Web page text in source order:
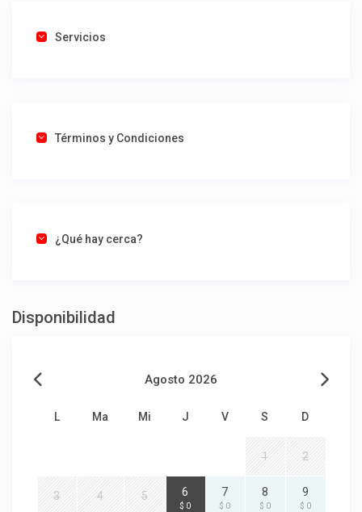
Servicios
Términos y Condiciones
¿Qué hay cerca?
Disponibilidad
Agosto 2026
L Ma Mi J V S D
1 2
3 4 5 6
$ 0
7
$ 0
8
$ 0
9
$ 0